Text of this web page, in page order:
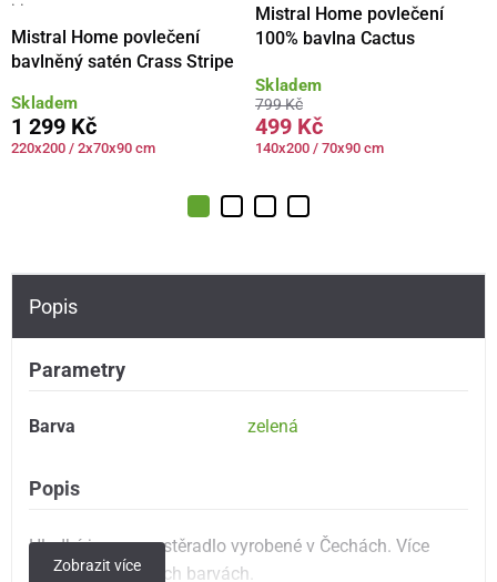
· ·
Mistral Home povlečení
bavlněný satén Crass Stripe
Skladem
1 299 Kč
220x200 / 2x70x90 cm
Mistral Home povlečení
100% bavlna Cactus
Skladem
799 Kč
499 Kč
140x200 / 70x90 cm
Popis
Parametry
Barva zelená
Popis
Hladké jersey prostěradlo vyrobené v Čechách. Více
rozměrů v krásných barvách.
Zobrazit více